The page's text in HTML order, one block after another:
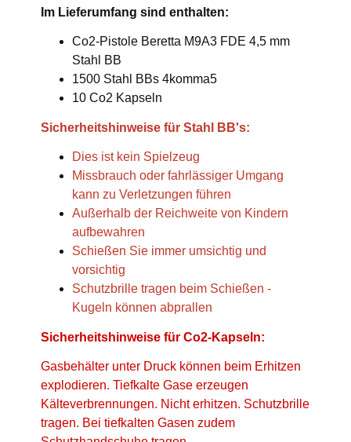
Im Lieferumfang sind enthalten:
Co2-Pistole Beretta M9A3 FDE 4,5 mm
Stahl BB
1500 Stahl BBs 4komma5
10 Co2 Kapseln
Sicherheitshinweise für Stahl BB's:
Dies ist kein Spielzeug
Missbrauch oder fahrlässiger Umgang
kann zu Verletzungen führen
Außerhalb der Reichweite von Kindern
aufbewahren
Schießen Sie immer umsichtig und
vorsichtig
Schutzbrille tragen beim Schießen -
Kugeln können abprallen
Sicherheitshinweise für Co2-Kapseln:
Gasbehälter unter Druck können beim Erhitzen
explodieren. Tiefkalte Gase erzeugen
Kälteverbrennungen. Nicht erhitzen. Schutzbrille
tragen. Bei tiefkalten Gasen zudem